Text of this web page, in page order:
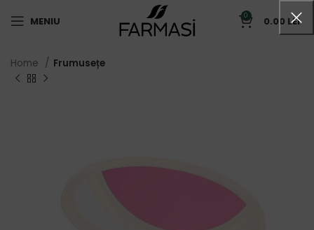
MENIU 0 0.00 LEI
Home Frumusețe